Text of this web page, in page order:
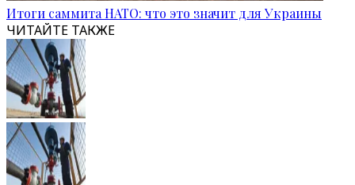
Итоги саммита НАТО: что это значит для Украины
ЧИТАЙТЕ ТАКЖЕ